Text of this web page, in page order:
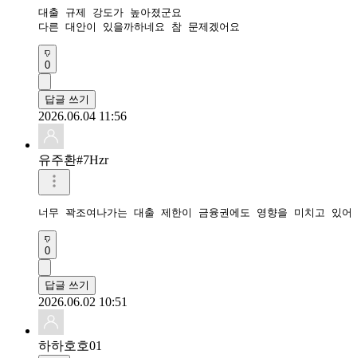
대출 규제 강도가 높아졌군요
다른 대안이 있을까하네요 참 문제겠어요
0
답글 쓰기
2026.06.04 11:56
유주환#7Hzr
너무 꽉조여나가는 대출 제한이 금융권에도 영향을 미치고 있
0
답글 쓰기
2026.06.02 10:51
하하호호01